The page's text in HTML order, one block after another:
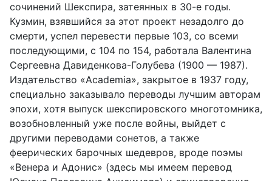
сочинений Шекспира, затеянных в 30-е годы.
Кузмин, взявшийся за этот проект незадолго до
смерти, успел перевести первые 103, со всеми
последующими, с 104 по 154, работала Валентина
Сергеевна Давиденкова-Голубева (1900 — 1987).
Издательство «Academia», закрытое в 1937 году,
специально заказывало переводы лучшим авторам
эпохи, хотя выпуск шекспировского многотомника,
возобновленный уже после войны, выйдет с
другими переводами сонетов, а также
феерических барочных шедевров, вроде поэмы
«Венера и Адонис» (здесь мы имеем перевод